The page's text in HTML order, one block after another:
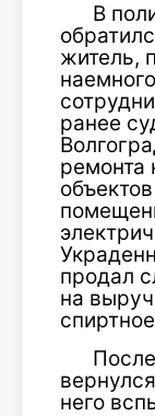
В
житель,
ранее
ремонта
продал
на
него